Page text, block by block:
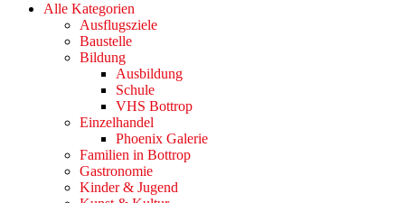
Alle Kategorien
Ausflugsziele
Baustelle
Bildung
Ausbildung
Schule
VHS Bottrop
Einzelhandel
Phoenix Galerie
Familien in Bottrop
Gastronomie
Kinder & Jugend